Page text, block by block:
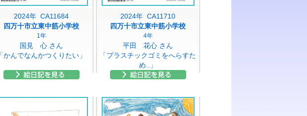
2024年 CA11684
四万十市立東中筋小学校
1年
国見 心 さん
「かんでなんかつくりたい」
2024年 CA11710
四万十市立東中筋小学校
4年
平田 花心 さん
「プラスチックゴミをへらすた
め..」